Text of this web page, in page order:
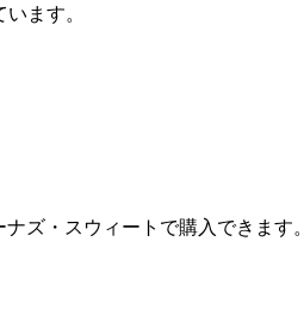
ます。
ズ・スウィートで購入できます。